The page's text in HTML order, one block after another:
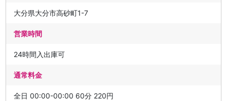
大分県大分市高砂町1-7
営業時間
24時間入出庫可
通常料金
全日 00:00-00:00 60分 220円